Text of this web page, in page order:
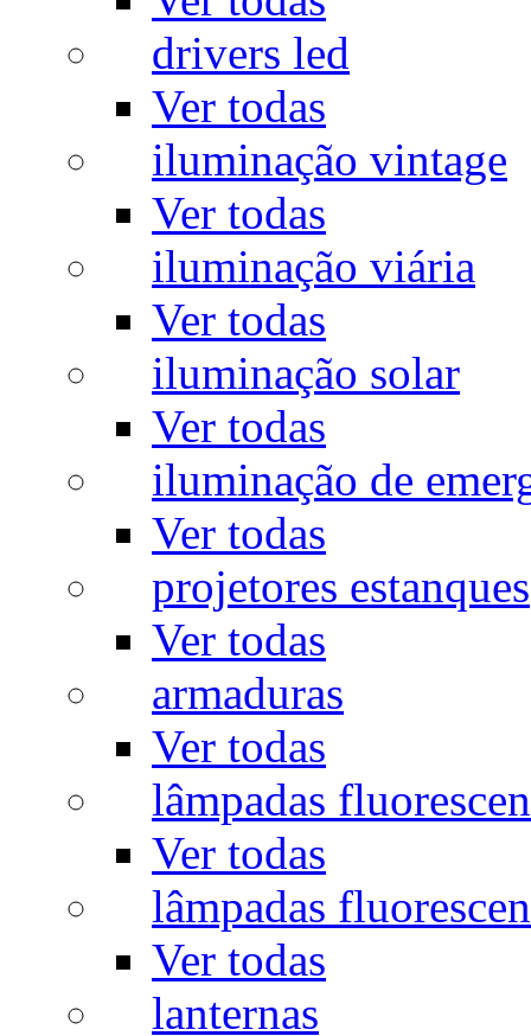
drivers led
Ver todas
iluminação vintage
Ver todas
iluminação viária
Ver todas
iluminação solar
Ver todas
iluminação de
Ver todas
projetores estanques
Ver todas
armaduras
Ver todas
lâmpadas
Ver todas
lâmpadas
Ver todas
lanternas